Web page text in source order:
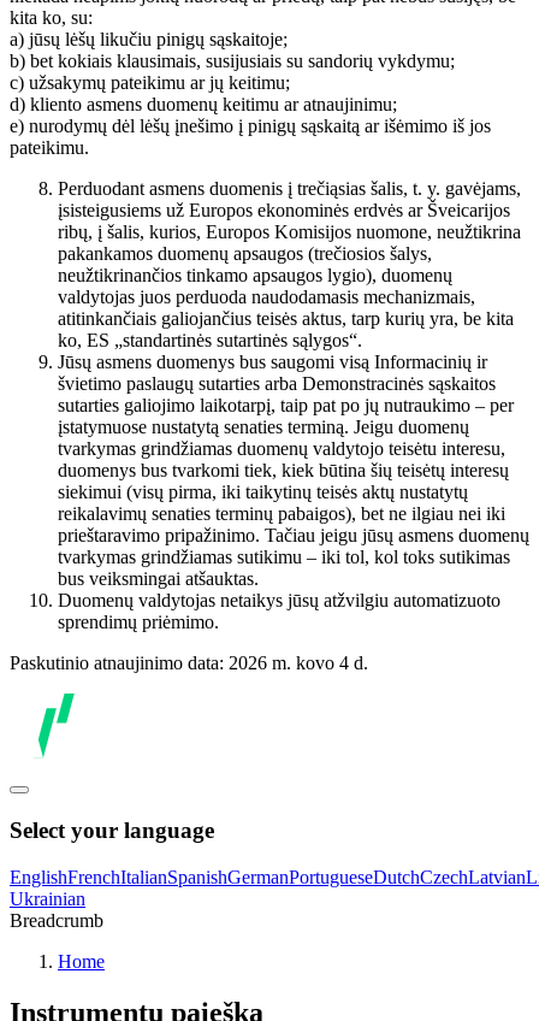
kita ko, su:
a) jūsų lėšų likučiu pinigų sąskaitoje;
b) bet kokiais klausimais, susijusiais su sandorių vykdymu;
c) užsakymų pateikimu ar jų keitimu;
d) kliento asmens duomenų keitimu ar atnaujinimu;
e) nurodymų dėl lėšų įnešimo į pinigų sąskaitą ar išėmimo iš jos
pateikimu.
Perduodant asmens duomenis į trečiąsias šalis, t. y. gavėjams,
įsisteigusiems už Europos ekonominės erdvės ar Šveicarijos
ribų, į šalis, kurios, Europos Komisijos nuomone, neužtikrina
pakankamos duomenų apsaugos (trečiosios šalys,
neužtikrinančios tinkamo apsaugos lygio), duomenų
valdytojas juos perduoda naudodamasis mechanizmais,
atitinkančiais galiojančius teisės aktus, tarp kurių yra, be kita
ko, ES „standartinės sutartinės sąlygos“.
Jūsų asmens duomenys bus saugomi visą Informacinių ir
švietimo paslaugų sutarties arba Demonstracinės sąskaitos
sutarties galiojimo laikotarpį, taip pat po jų nutraukimo – per
įstatymuose nustatytą senaties terminą. Jeigu duomenų
tvarkymas grindžiamas duomenų valdytojo teisėtu interesu,
duomenys bus tvarkomi tiek, kiek būtina šių teisėtų interesų
siekimui (visų pirma, iki taikytinų teisės aktų nustatytų
reikalavimų senaties terminų pabaigos), bet ne ilgiau nei iki
prieštaravimo pripažinimo. Tačiau jeigu jūsų asmens duomenų
tvarkymas grindžiamas sutikimu – iki tol, kol toks sutikimas
bus veiksmingai atšauktas.
Duomenų valdytojas netaikys jūsų atžvilgiu automatizuoto
sprendimų priėmimo.
Paskutinio atnaujinimo data: 2026 m. kovo 4 d.
Select your language
EnglishFrenchItalianSpanishGermanPortugueseDutchCzechLatvian
Ukrainian
Breadcrumb
Home
Instrumentų paieška